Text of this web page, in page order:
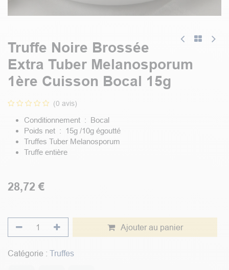
Truffe Noire Brossée
Extra Tuber Melanosporum
1ère Cuisson Bocal 15g
(0 avis)
Conditionnement : Bocal
Poids net : 15g /10g égoutté
Truffes Tuber Melanosporum
Truffe entière
28,72 €
Ajouter au panier
Catégorie : Truffes